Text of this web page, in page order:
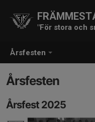
Årsfesten
"För stora och
Årsfesten
Årsfest 2025